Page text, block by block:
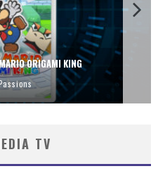
ORIGAMI KING
TV